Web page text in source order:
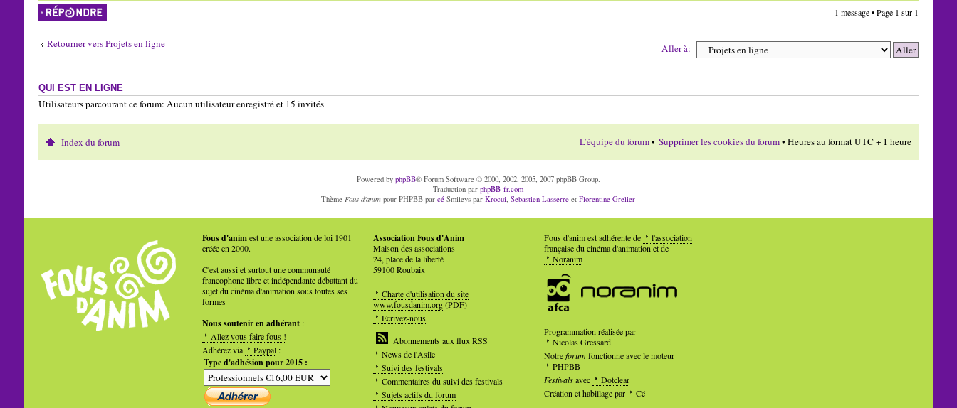
Répondre
1 message • Page 1 sur 1
Retourner vers Projets en ligne Aller à:
QUI EST EN LIGNE
Utilisateurs parcourant ce forum: Aucun utilisateur enregistré et 15 invités
Index du forum L’équipe du forum• Supprimer les cookies du forum• Heures au format UTC + 1 heure
Powered by phpBB® Forum Software © 2000, 2002, 2005, 2007 phpBB Group.
Traduction parphpBB-fr.com
Thème Fous d'anim pour PHPBB parcé Smileys parKrocui ,Sebastien Lasserre etFlorentine Grelier
Fous d'animest une association de loi 1901
créée en 2000.
C'est aussi et surtout une communauté
francophone libre et indépendante débattant du
sujet du cinéma d'animation sous toutes ses
formes
Nous soutenir en adhérant:
Allez vous faire fous !
Adhérez via
Paypal:
Type d'adhésion pour 2015 :
Association Fous d'Anim
Maison des associations
24, place de la liberté
59100 Roubaix
Charte d'utilisation du site
www.fousdanim.org(PDF)
Ecrivez-nous
Abonnements aux flux RSS
News de l'Asile
Suivi des festivals
Commentaires du suivi des festivals
Sujets actifs du forum
Fous d'anim est adhérente de
l'association
française du cinéma d'animation et de
Noranim
Programmation réalisée par
Nicolas Gressard
Notreforumfonctionne avec le moteur
PHPBB
Festivalsavec
Dotclear
Création et habillage par
Cé